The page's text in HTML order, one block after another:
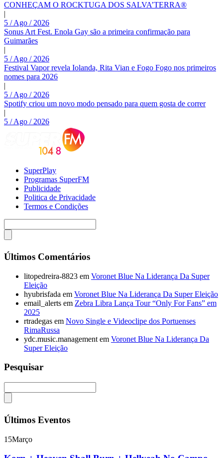
CONHEÇAM O ROCKTUGA DOS SALVA’TERRA®
|
5 / Ago / 2026
Sonus Art Fest. Enola Gay são a primeira confirmação para
Guimarães
|
5 / Ago / 2026
Festival Vapor revela Iolanda, Rita Vian e Fogo Fogo nos primeiros
nomes para 2026
|
5 / Ago / 2026
Spotify criou um novo modo pensado para quem gosta de correr
|
5 / Ago / 2026
SuperPlay
Programas SuperFM
Publicidade
Politica de Privacidade
Termos e Condições
Últimos Comentários
litopedreira-8823 em Voronet Blue Na Liderança Da Super
Eleição
hyubrisfada em Voronet Blue Na Liderança Da Super Eleição
email_alerts em Zebra Libra Lança Tour “Only For Fans” em
2025
rtradegas em Novo Single e Videoclipe dos Portuenses
RimaRussa
ydc.music.management em Voronet Blue Na Liderança Da
Super Eleição
Pesquisar
Últimos Eventos
15Março